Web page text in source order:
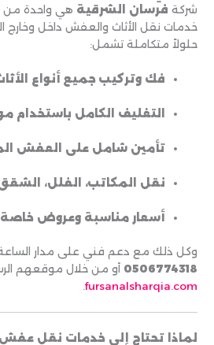
شركة فرسان الشرقية هي واحدة من
خدمات نقل الأثاث والعفش داخل وخارج
حلولاً متكاملة تشمل:
فك وتركيب جميع أنواع
التغليف الكامل باستخدام
تأمين شامل على العفش
نقل المكاتب، الفلل،
أسعار مناسبة وعروض خاصة
وكل ذلك مع دعم فني على مدار الساعة
0506774318 أو من خلال موقعهم
fursanalsharqia.com
.
لماذا تحتاج إلى خدمات نقل